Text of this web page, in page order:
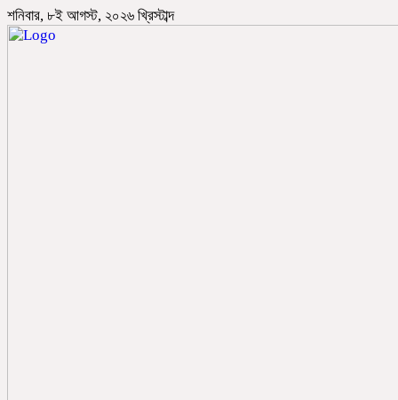
শনিবার, ৮ই আগস্ট, ২০২৬ খ্রিস্টাব্দ